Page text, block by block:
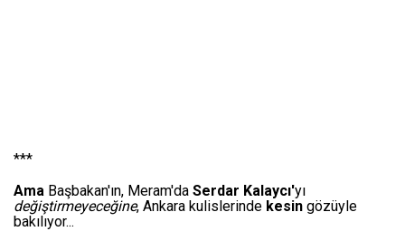
***
Ama Başbakan'ın, Meram'da Serdar Kalaycı'yı
değiştirmeyeceğine, Ankara kulislerinde kesin gözüyle
bakılıyor...